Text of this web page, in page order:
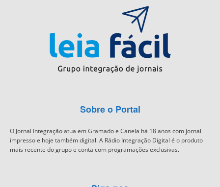
Sobre o Portal
O Jornal Integração atua em Gramado e Canela há 18 anos com jornal
impresso e hoje também digital. A Rádio Integração Digital é o produto
mais recente do grupo e conta com programações exclusivas.